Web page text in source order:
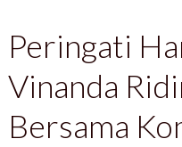
Peringati
Vinanda
Bersama